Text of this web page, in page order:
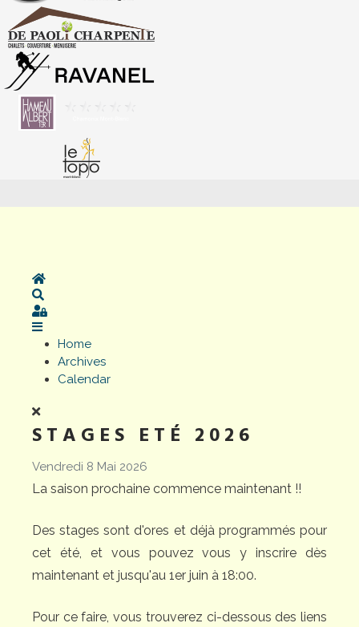
Home
Sign In
Home
Archives
Calendar
STAGES ETÉ 2026
Vendredi 8 Mai 2026
La saison prochaine commence maintenant !!
Des stages sont d'ores et déjà programmés pour
cet été, et vous pouvez vous y inscrire dès
maintenant et jusqu'au 1er juin à 18:00.
Pour ce faire, vous trouverez ci-dessous des liens